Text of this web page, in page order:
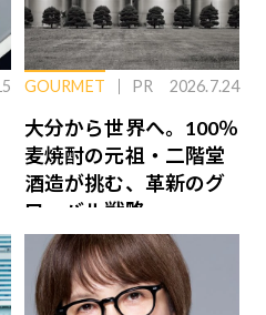
GOURMET PR 2026.7.24
大分から世界へ。100％
麦焼酎の元祖・二階堂
酒造が挑む、革新のグ
ローバル戦略